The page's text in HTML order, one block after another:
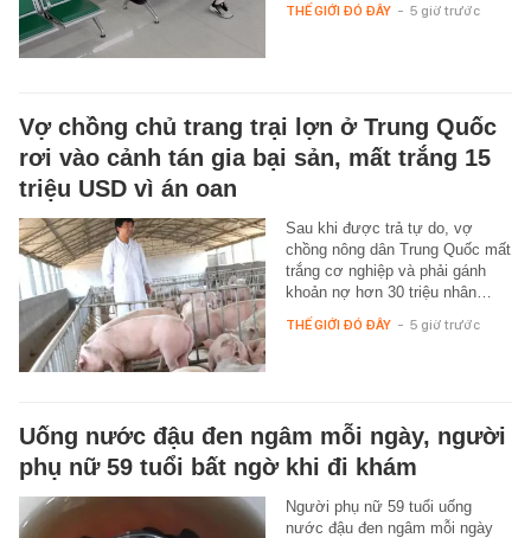
THẾ GIỚI ĐÓ ĐÂY - 5 giờ trước
Vợ chồng chủ trang trại lợn ở Trung Quốc
rơi vào cảnh tán gia bại sản, mất trắng 15
triệu USD vì án oan
Sau khi được trả tự do, vợ
chồng nông dân Trung Quốc mất
trắng cơ nghiệp và phải gánh
khoản nợ hơn 30 triệu nhân…
THẾ GIỚI ĐÓ ĐÂY - 5 giờ trước
Uống nước đậu đen ngâm mỗi ngày, người
phụ nữ 59 tuổi bất ngờ khi đi khám
Người phụ nữ 59 tuổi uống
nước đậu đen ngâm mỗi ngày